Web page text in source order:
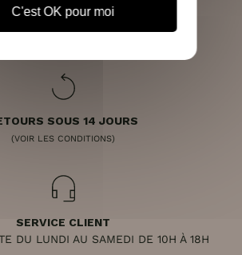
LIVRAISON RAPIDE
OFFERTE DÈS 70€
SOUS 14 JOURS
(VOIR LES CONDITIONS)
SERVICE CLIENT
DU LUNDI AU SAMEDI DE 10H À 18H
C'est OK pour moi